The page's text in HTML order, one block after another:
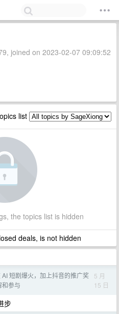
joined on 2023-02-07 09:09:52
list
the topics list is hidden
deals, is not hidden
AI 短剧爆火，加上抖音的推广奖
和参与
5 月
15 日
步